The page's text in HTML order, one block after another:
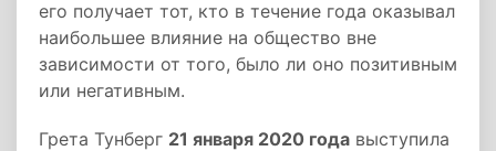
его получает тот, кто в течение года оказывал
наибольшее влияние на общество вне
зависимости от того, было ли оно позитивным
или негативным.
Грета Тунберг 21 января 2020 года выступила